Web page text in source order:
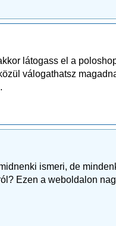
látogass el a
válogathatsz
ismeri, de
Ezen a weboldalon